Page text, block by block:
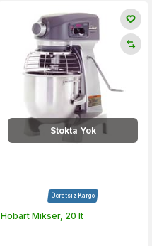
Stokta Yok
Ücretsiz Kargo
Hobart Mikser, 20 lt